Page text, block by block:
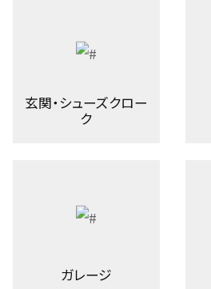
玄関・シューズクロー
ク
ガレージ